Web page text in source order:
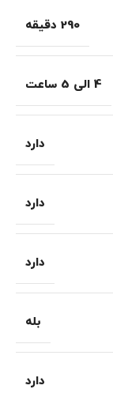
290 دقیقه
4 الی 5 ساعت
دارد
دارد
دارد
بله
دارد